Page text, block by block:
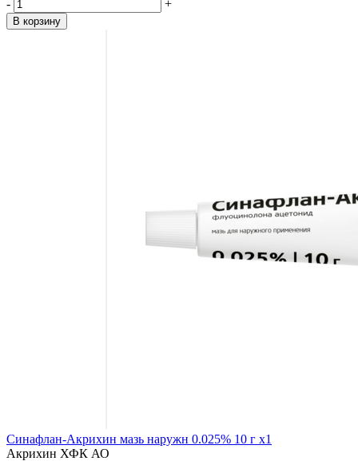
-
+
В корзину
Синафлан-Акрихин мазь наружн 0.025% 10 г x1
Акрихин ХФК АО